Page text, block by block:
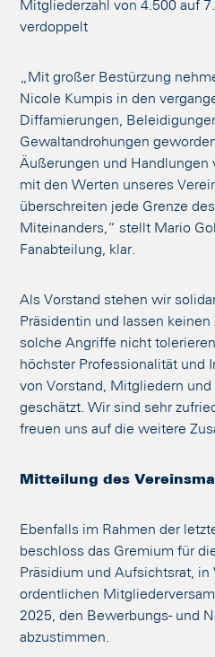
Mitgliederzahl von 4.500 auf
verdoppelt
„Mit großer Bestürzung
Nicole Kumpis in den
Diffamierungen,
Gewaltandrohungen
Äußerungen und Handlungen
mit den Werten unseres
überschreiten jede Grenze
Miteinanders,“ stellt Mario
Fanabteilung, klar.
Als Vorstand stehen wir
Präsidentin und lassen
solche Angriffe nicht
höchster Professionalität und
von Vorstand, Mitgliedern
geschätzt. Wir sind sehr
freuen uns auf die weitere
Mitteilung des
Ebenfalls im Rahmen der
beschloss das Gremium für
Präsidium und Aufsichtsrat, in
ordentlichen
2025, den Bewerbungs- und
abzustimmen.